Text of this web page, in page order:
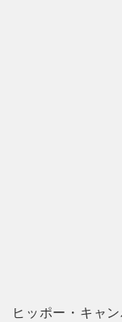
ヒッポー・キャ